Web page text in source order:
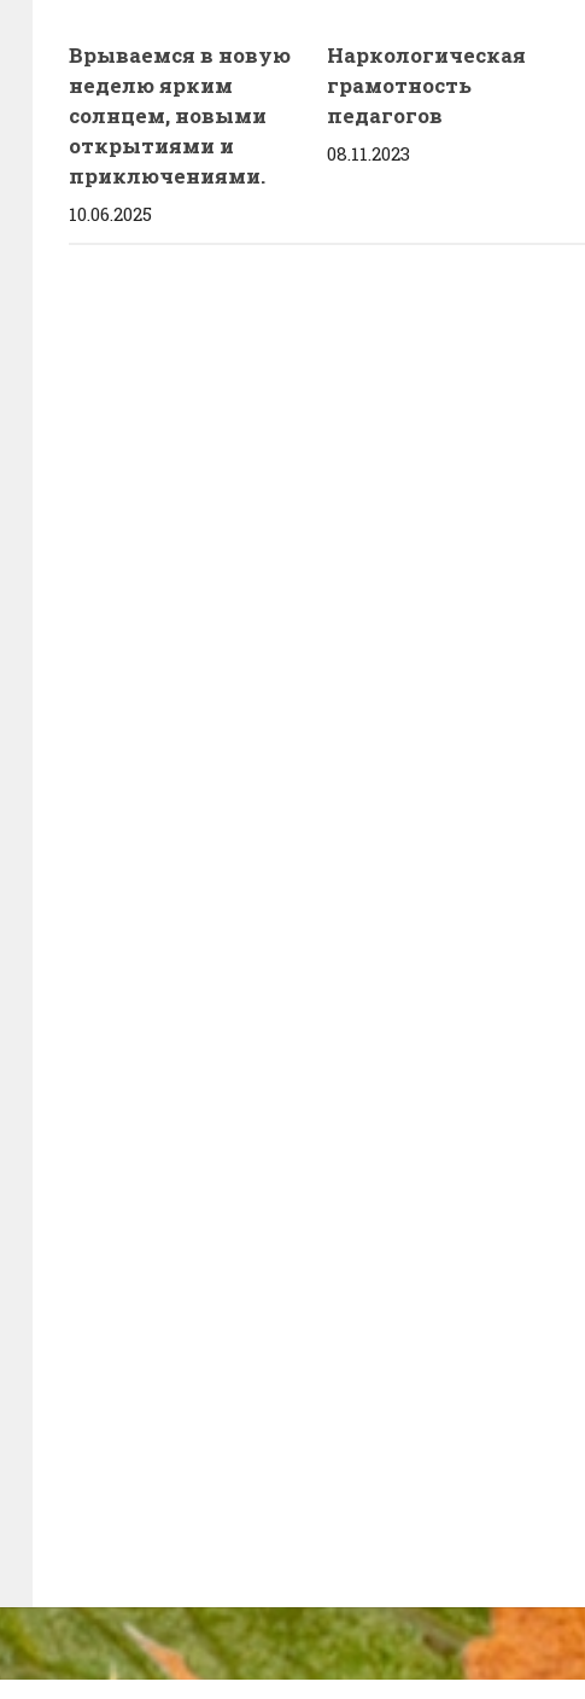
Врываемся в новую
неделю ярким
солнцем, новыми
открытиями и
приключениями.
10.06.2025
Наркологическая
грамотность
педагогов
08.11.2023